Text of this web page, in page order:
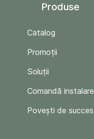
Produse
Catalog
Promoții
Soluții
Comandă instalare
Povești de succes